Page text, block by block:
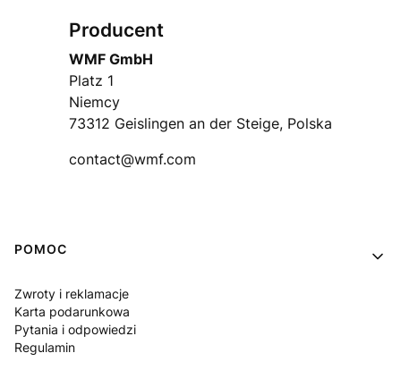
Producent
WMF GmbH
Platz 1
Niemcy
73312 Geislingen an der Steige, Polska
contact@wmf.com
Linki w stopce
POMOC
Zwroty i reklamacje
Karta podarunkowa
Pytania i odpowiedzi
Regulamin